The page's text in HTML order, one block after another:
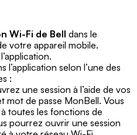
Wi-Fi de Bell dans le
votre appareil mobile.
l’application selon l’une des
:
une session à l’aide de vos
mot de passe MonBell. Vous
toutes les fonctions de
pourrez ouvrir une session